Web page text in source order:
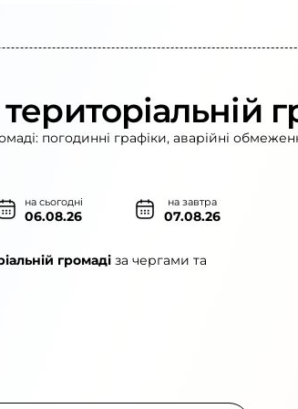
погодинні графіки, аварійні
на сьогодні
06.08.26
на завтра
07.08.26
громаді за чергами та